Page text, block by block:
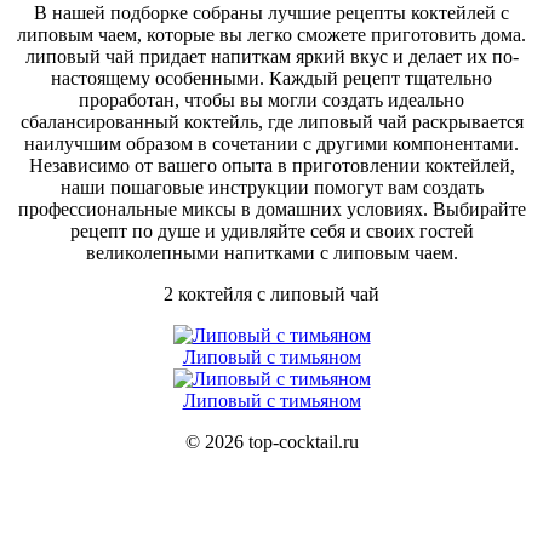
В нашей подборке собраны лучшие рецепты коктейлей с
липовым чаем, которые вы легко сможете приготовить дома.
липовый чай придает напиткам яркий вкус и делает их по-
настоящему особенными. Каждый рецепт тщательно
проработан, чтобы вы могли создать идеально
сбалансированный коктейль, где липовый чай раскрывается
наилучшим образом в сочетании с другими компонентами.
Независимо от вашего опыта в приготовлении коктейлей,
наши пошаговые инструкции помогут вам создать
профессиональные миксы в домашних условиях. Выбирайте
рецепт по душе и удивляйте себя и своих гостей
великолепными напитками с липовым чаем.
2 коктейля с липовый чай
Липовый с тимьяном
Липовый с тимьяном
© 2026 top-cocktail.ru